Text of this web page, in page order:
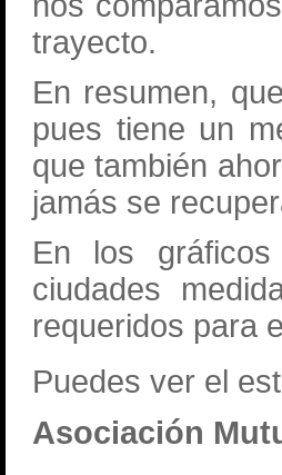
trayecto.
En resumen,
pues tiene un
que también
jamás se
En los
ciudades
requeridos para
Puedes ver el
Asociación